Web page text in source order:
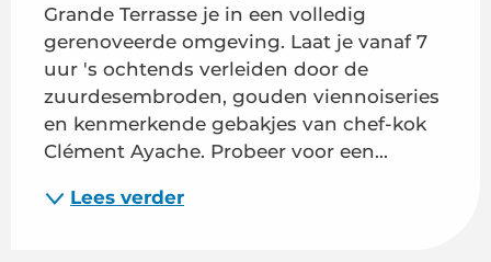
Grande Terrasse je in een volledig
gerenoveerde omgeving. Laat je vanaf 7
uur 's ochtends verleiden door de
zuurdesembroden, gouden viennoiseries
en kenmerkende gebakjes van chef-kok
Clément Ayache. Probeer voor een...
Lees verder